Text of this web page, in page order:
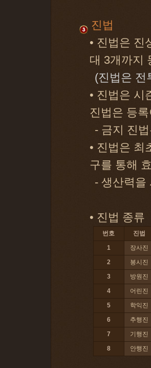
진법
• 진법은 진
대 3개까지
(진법은 전
• 진법은 시
진법은 등
- 금지 진
• 진법은 최
구를 통해
- 생산력을
• 진법 종류
번호
진법
1
장사진
2
봉시진
3
방원진
4
어린진
5
학익진
6
추행진
7
기행진
8
안행진